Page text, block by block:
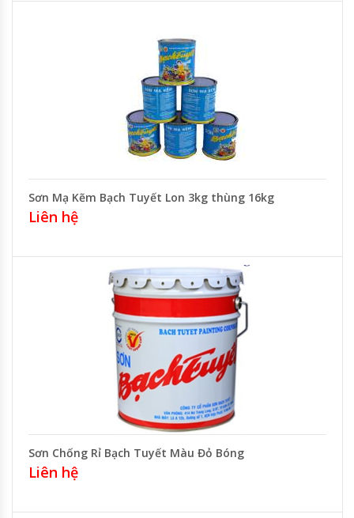
Sơn Mạ Kẽm Bạch Tuyết Lon 3kg thùng 16kg
Liên hệ
Sơn Chống Rỉ Bạch Tuyết Màu Đỏ Bóng
Liên hệ